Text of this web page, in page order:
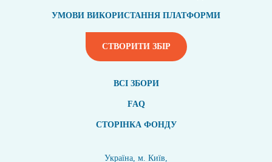
УМОВИ ВИКОРИСТАННЯ ПЛАТФОРМИ
СТВОРИТИ ЗБІР
ВСI ЗБОРИ
FAQ
СТОРІНКА ФОНДУ
Україна, м. Київ,